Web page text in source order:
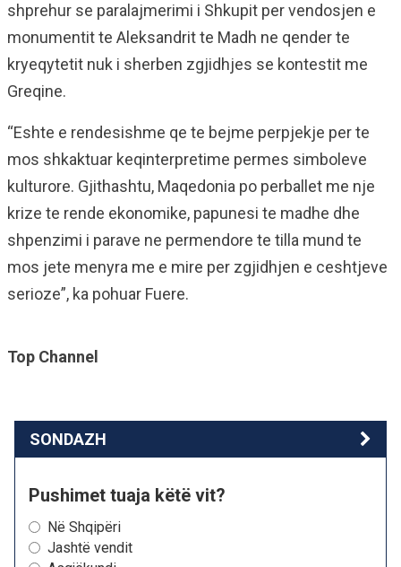
shprehur se paralajmerimi i Shkupit per vendosjen e
monumentit te Aleksandrit te Madh ne qender te
kryeqytetit nuk i sherben zgjidhjes se kontestit me
Greqine.
“Eshte e rendesishme qe te bejme perpjekje per te
mos shkaktuar keqinterpretime permes simboleve
kulturore. Gjithashtu, Maqedonia po perballet me nje
krize te rende ekonomike, papunesi te madhe dhe
shpenzimi i parave ne permendore te tilla mund te
mos jete menyra me e mire per zgjidhjen e ceshtjeve
serioze”, ka pohuar Fuere.
Top Channel
SONDAZH
Pushimet tuaja këtë vit?
Në Shqipëri
Jashtë vendit